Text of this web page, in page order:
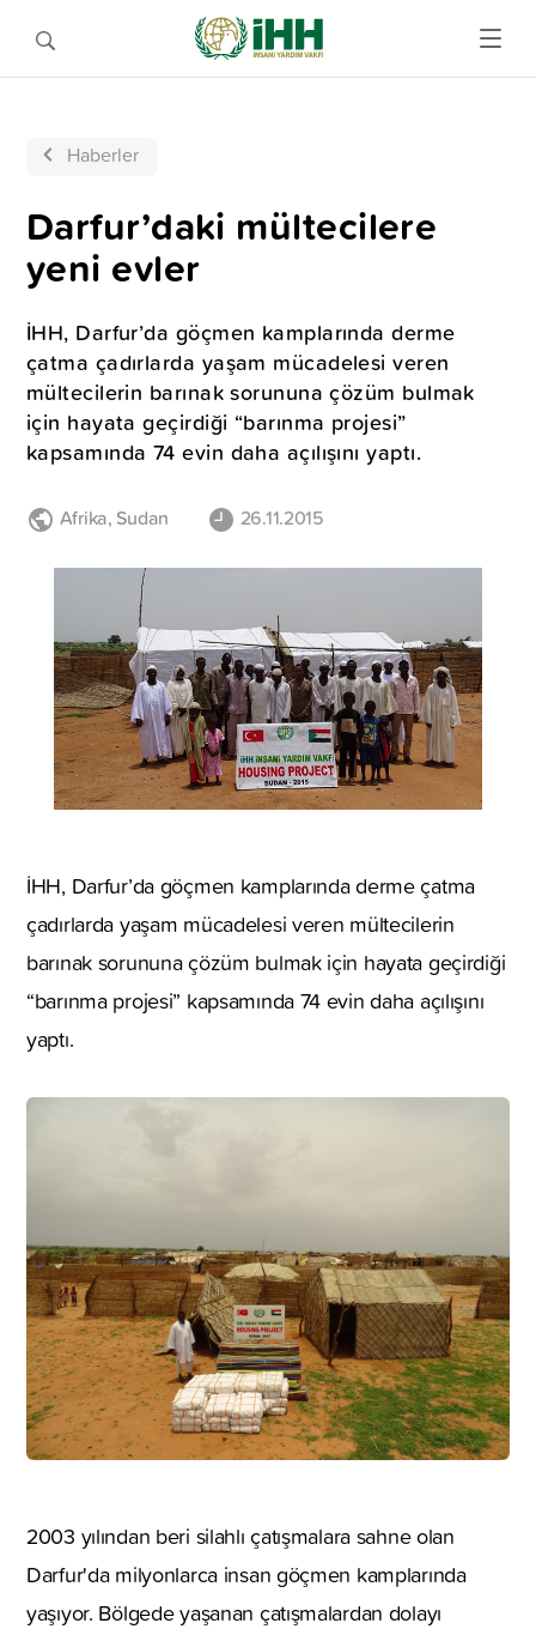
Haberler
Darfur’daki mültecilere
yeni evler
İHH, Darfur’da göçmen kamplarında derme
çatma çadırlarda yaşam mücadelesi veren
mültecilerin barınak sorununa çözüm bulmak
için hayata geçirdiği “barınma projesi”
kapsamında 74 evin daha açılışını yaptı.
Afrika, Sudan 26.11.2015
İHH, Darfur’da göçmen kamplarında derme çatma
çadırlarda yaşam mücadelesi veren mültecilerin
barınak sorununa çözüm bulmak için hayata geçirdiği
“barınma projesi” kapsamında 74 evin daha açılışını
yaptı.
2003 yılından beri silahlı çatışmalara sahne olan
Darfur'da milyonlarca insan göçmen kamplarında
yaşıyor. Bölgede yaşanan çatışmalardan dolayı